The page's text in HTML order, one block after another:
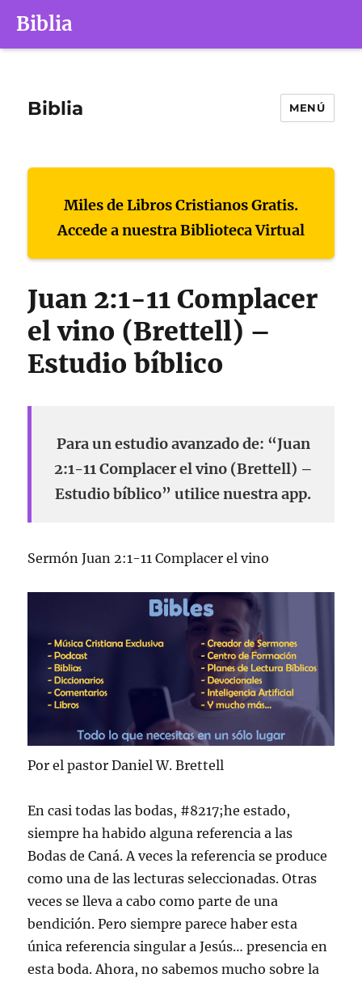
Biblia
Biblia MENÚ
Miles de Libros Cristianos Gratis.
Accede a nuestra Biblioteca Virtual
Juan 2:1-11 Complacer
el vino (Brettell) –
Estudio bíblico
Para un estudio avanzado de: “Juan
2:1-11 Complacer el vino (Brettell) –
Estudio bíblico” utilice nuestra app.
Sermón Juan 2:1-11 Complacer el vino
Por el pastor Daniel W. Brettell
En casi todas las bodas, #8217;he estado,
siempre ha habido alguna referencia a las
Bodas de Caná. A veces la referencia se produce
como una de las lecturas seleccionadas. Otras
veces se lleva a cabo como parte de una
bendición. Pero siempre parece haber esta
única referencia singular a Jesús… presencia en
esta boda. Ahora, no sabemos mucho sobre la